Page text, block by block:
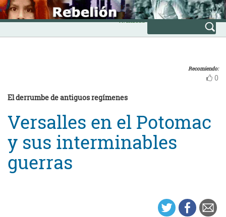
Skip
to
content
INICIO
Avanzada
Recomiendo:
0
El derrumbe de antiguos regímenes
Versalles en el Potomac
y sus interminables
guerras